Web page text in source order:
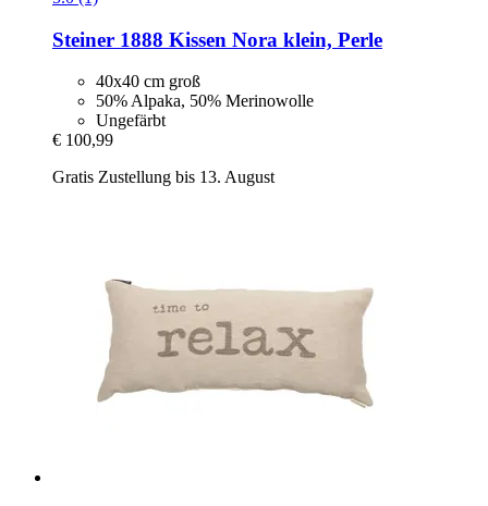
Steiner 1888 Kissen Nora klein, Perle
40x40 cm groß
50% Alpaka, 50% Merinowolle
Ungefärbt
€ 100,99
Gratis Zustellung bis 13. August